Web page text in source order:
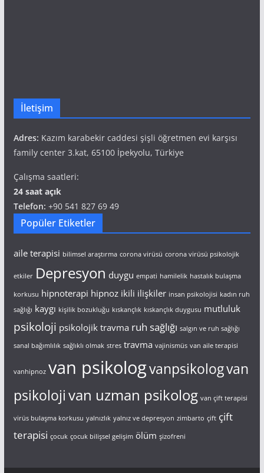
İletişim
Adres: Kazım karabekir caddesi şişli öğretmen evi karşısı
family center 3.kat, 65100 İpekyolu, Türkiye
Çalışma saatleri:
24 saat açık
Telefon: +90 541 827 69 49
Popüler Etiketler
aile terapisi bilimsel araştırma corona virüsü corona virüsü psikolojik
etkiler Depresyon duygu empati hamilelik hastalık bulaşma
korkusu hipnoterapi hipnoz ikili ilişkiler insan psikolojisi kadın ruh
sağlığı kaygı kişilik bozukluğu kıskançlık kıskançlık duygusu mutluluk
psikoloji psikolojik travma ruh sağlığı salgın ve ruh sağlığı
sanal bağımlılık sağlıklı olmak stres travma vajinismüs van aile terapisi
vanhipnoz van psikologvanpsikologvan
psikolojivan uzman psikolog van çift terapisi
virüs bulaşma korkusu yalnızlık yalnız ve depresyon zimbarto çift çift
terapisi çocuk çocuk bilişsel gelişim ölüm şizofreni